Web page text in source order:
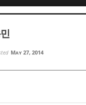
May 27, 2014스케치북5
스케치북5